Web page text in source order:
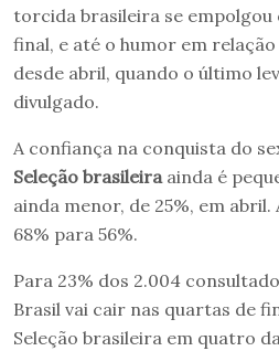
torcida brasileira se
final, e até o humor em relação
desde abril, quando o último
divulgado.
A confiança na conquista do
Seleção brasileiraainda é
ainda menor, de 25%, em
68% para 56%.
Para 23% dos 2.004
Brasil vai cair nas quartas de
Seleção brasileira em quatro